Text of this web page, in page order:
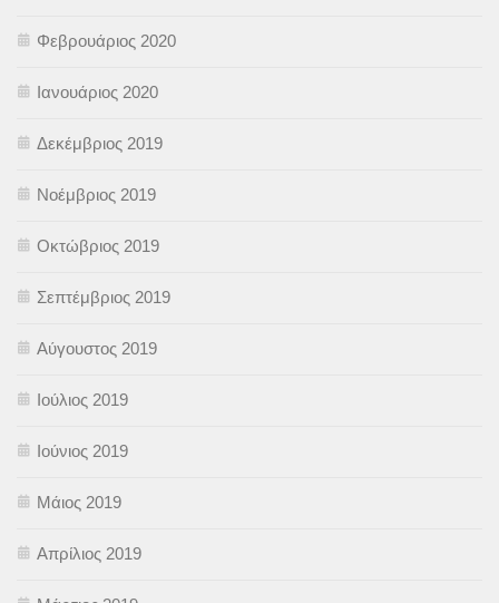
Φεβρουάριος 2020
Ιανουάριος 2020
Δεκέμβριος 2019
Νοέμβριος 2019
Οκτώβριος 2019
Σεπτέμβριος 2019
Αύγουστος 2019
Ιούλιος 2019
Ιούνιος 2019
Μάιος 2019
Απρίλιος 2019